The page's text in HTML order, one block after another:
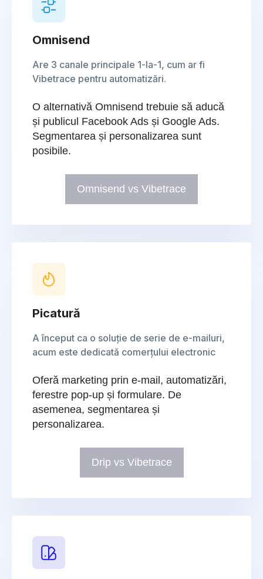
Omnisend
Are 3 canale principale 1-la-1, cum ar fi
Vibetrace pentru automatizări.
O alternativă Omnisend trebuie să aducă
și publicul Facebook Ads și Google Ads.
Segmentarea și personalizarea sunt
posibile.
Omnisend vs Vibetrace
Picatură
A început ca o soluție de serie de e-mailuri,
acum este dedicată comerțului electronic
Oferă marketing prin e-mail, automatizări,
ferestre pop-up și formulare. De
asemenea, segmentarea și
personalizarea.
Drip vs Vibetrace